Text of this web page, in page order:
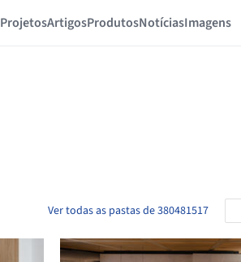
ProjetosArtigosProdutosNotíciasImagens
Ver todas as pastas de 380481517